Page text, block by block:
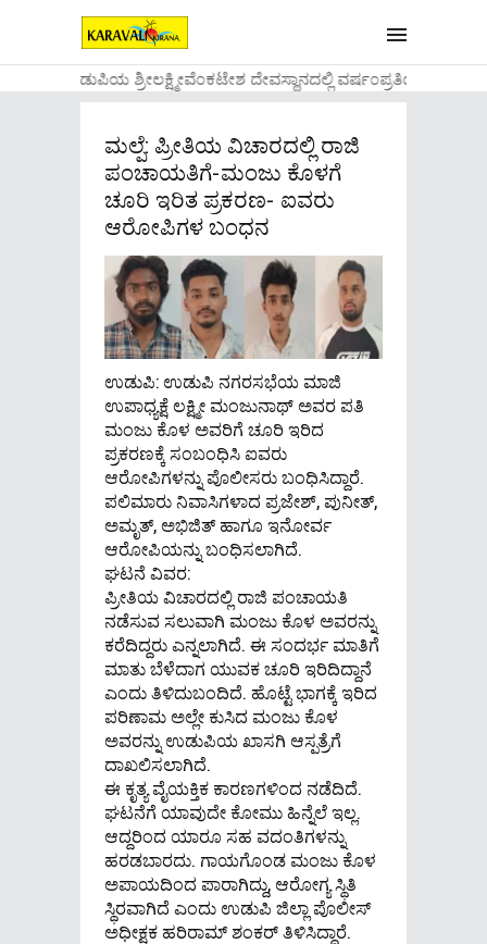
....ಉಡುಪಿಯ ಶ್ರೀಲಕ್ಷ್ಮೀವೆ೦ಕಟೇಶ ದೇವಸ್ಥಾನದಲ್ಲಿ ವರ್ಷ೦ಪ್ರತಿಯ
ಮಲ್ಪೆ: ಪ್ರೀತಿಯ ವಿಚಾರದಲ್ಲಿ ರಾಜಿ
ಪಂಚಾಯತಿಗೆ-ಮಂಜು ಕೊಳಗೆ
ಚೂರಿ ಇರಿತ ಪ್ರಕರಣ- ಐವರು
ಆರೋಪಿಗಳ ಬಂಧನ
ಉಡುಪಿ: ಉಡುಪಿ ನಗರಸಭೆಯ ಮಾಜಿ
ಉಪಾಧ್ಯಕ್ಷೆ ಲಕ್ಷ್ಮೀ ಮಂಜುನಾಥ್ ಅವರ ಪತಿ
ಮಂಜು ಕೊಳ ಅವರಿಗೆ ಚೂರಿ ಇರಿದ
ಪ್ರಕರಣಕ್ಕೆ ಸಂಬಂಧಿಸಿ ಐವರು
ಆರೋಪಿಗಳನ್ನು ಪೊಲೀಸರು ಬಂಧಿಸಿದ್ದಾರೆ.
ಪಲಿಮಾರು ನಿವಾಸಿಗಳಾದ ಪ್ರಜೇಶ್, ಪುನೀತ್,
ಅಮೃತ್‌, ಅಭಿಜಿತ್ ಹಾಗೂ ಇನೋರ್ವ
ಆರೋಪಿಯನ್ನು ಬಂಧಿಸಲಾಗಿದೆ.
ಘಟನೆ ವಿವರ:
ಪ್ರೀತಿಯ ವಿಚಾರದಲ್ಲಿ ರಾಜಿ ಪಂಚಾಯತಿ
ನಡೆಸುವ ಸಲುವಾಗಿ ಮಂಜು ಕೊಳ ಅವರನ್ನು
ಕರೆದಿದ್ದರು ಎನ್ನಲಾಗಿದೆ. ಈ ಸಂದರ್ಭ ಮಾತಿಗೆ
ಮಾತು ಬೆಳೆದಾಗ ಯುವಕ ಚೂರಿ ಇರಿದಿದ್ದಾನೆ
ಎಂದು ತಿಳಿದುಬಂದಿದೆ. ಹೊಟ್ಟೆ ಭಾಗಕ್ಕೆ ಇರಿದ
ಪರಿಣಾಮ ಅಲ್ಲೇ ಕುಸಿದ ಮಂಜು ಕೊಳ
ಅವರನ್ನು ಉಡುಪಿಯ ಖಾಸಗಿ ಆಸ್ಪತ್ರೆಗೆ
ದಾಖಲಿಸಲಾಗಿದೆ.
ಈ ಕೃತ್ಯ ವೈಯಕ್ತಿಕ ಕಾರಣಗಳಿಂದ ನಡೆದಿದೆ.
ಘಟನೆಗೆ ಯಾವುದೇ ಕೋಮು ಹಿನ್ನೆಲೆ ಇಲ್ಲ.
ಆದ್ದರಿಂದ ಯಾರೂ ಸಹ ವದಂತಿಗಳನ್ನು
ಹರಡಬಾರದು. ಗಾಯಗೊಂಡ ಮಂಜು ಕೊಳ
ಅಪಾಯದಿಂದ ಪಾರಾಗಿದ್ದು, ಆರೋಗ್ಯ ಸ್ಥಿತಿ
ಸ್ಥಿರವಾಗಿದೆ ಎಂದು ಉಡುಪಿ ಜಿಲ್ಲಾ ಪೊಲೀಸ್
ಅಧೀಕ್ಷಕ ಹರಿರಾಮ್ ಶಂಕರ್ ತಿಳಿಸಿದ್ದಾರೆ.